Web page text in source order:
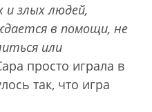
и злых людей,
в помощи, не
или
просто играла в
так, что игра